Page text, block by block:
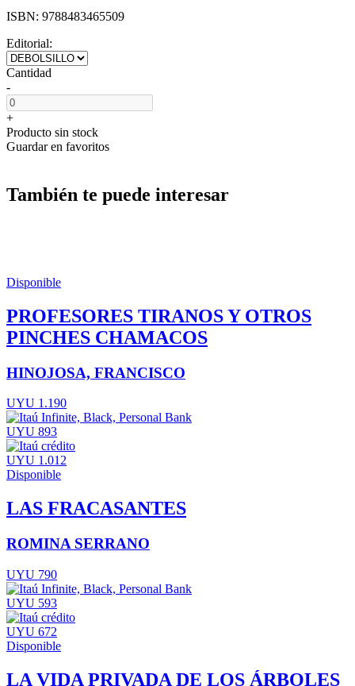
ISBN: 9788483465509
Editorial:
Cantidad
-
+
Producto sin stock
Guardar en favoritos
También te puede interesar
Disponible
PROFESORES TIRANOS Y OTROS
PINCHES CHAMACOS
HINOJOSA, FRANCISCO
UYU 1.190
UYU 893
UYU 1.012
Disponible
LAS FRACASANTES
ROMINA SERRANO
UYU 790
UYU 593
UYU 672
Disponible
LA VIDA PRIVADA DE LOS ÁRBOLES